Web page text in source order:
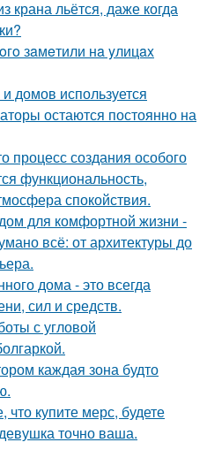
крана льётся, даже когда
зaмeтили нa yлицax
домов используется
остаются постоянно на
процесс создания особого
функциональность,
спокойствия.
для комфортной жизни -
всё: от архитектуры до
дома - это всегда
сил и средств.
с угловой
каждая зона будто
купите мерс, будете
точно ваша.